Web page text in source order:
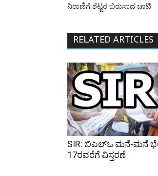
ನಿರಾಣಿಗೆ ಶೆಟ್ಟರ ಬಿರುಸಾದ ಚಾಟಿ
RELATED ARTICLES
SIR: ಬಿಎಲ್ಒ ಮನೆ-ಮನೆ
17ರವರೆಗೆ ವಿಸ್ತರಣೆ